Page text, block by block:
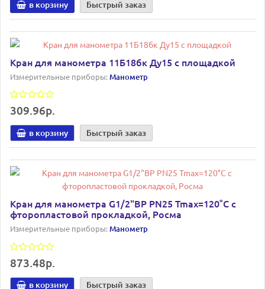
в корзину Быстрый заказ
Кран для манометра 11Б18бк Ду15 с площадкой
Измерительные приборы:Манометр
309.96р.
в корзину Быстрый заказ
Кран для манометра G1/2"ВР PN25 Tmax=120°C с
фторопластовой прокладкой, Росма
Измерительные приборы:Манометр
873.48р.
в корзину Быстрый заказ